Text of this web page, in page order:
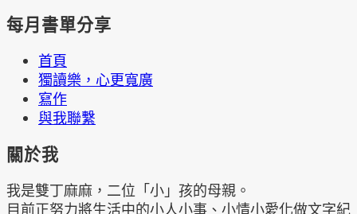
每月書單分享
首頁
獨讀樂，心更寬廣
寫作
與我聯繫
關於我
我是雙丁麻麻，二位「小」孩的母親。
目前正努力將生活中的小人小事、小情小愛化做文字紀